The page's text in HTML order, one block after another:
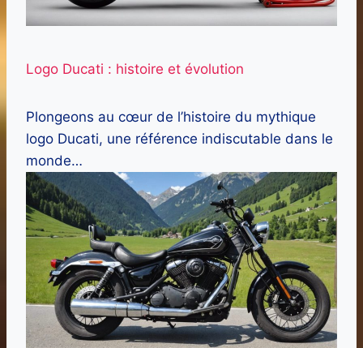
Logo Ducati : histoire et évolution
Plongeons au cœur de l’histoire du mythique
logo Ducati, une référence indiscutable dans le
monde…